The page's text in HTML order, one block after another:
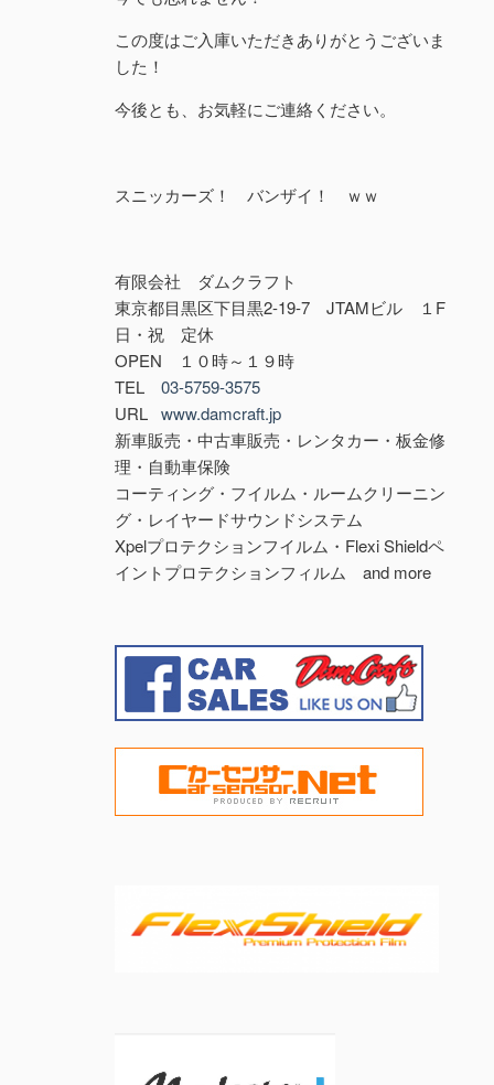
この度はご入庫いただきありがとうございま
した！
今後とも、お気軽にご連絡ください。
スニッカーズ！ バンザイ！ ｗｗ
有限会社 ダムクラフト
東京都目黒区下目黒2-19-7 JTAMビル １F
日・祝 定休
OPEN １０時～１９時
TEL 03-5759-3575
URL www.damcraft.jp
新車販売・中古車販売・レンタカー・板金修
理・自動車保険
コーティング・フイルム・ルームクリーニン
グ・レイヤードサウンドシステム
Xpelプロテクションフイルム・Flexi Shieldペ
イントプロテクションフィルム and more